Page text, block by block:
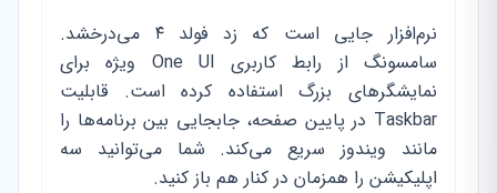
نرم‌افزار جایی است که زد فولد ۴ می‌درخشد.
سامسونگ از رابط کاربری One UI ویژه برای
نمایشگرهای بزرگ استفاده کرده است. قابلیت
Taskbar در پایین صفحه، جابجایی بین برنامه‌ها را
مانند ویندوز سریع می‌کند. شما می‌توانید سه
اپلیکیشن را همزمان در کنار هم باز کنید.